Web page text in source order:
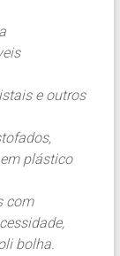
e outros
plástico
com
bolha.